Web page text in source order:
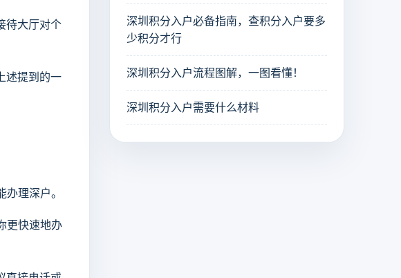
待大厅对个
述提到的一
理深户。
更快速地办
深圳积分入户必备指南，查积分入户要多
少积分才行
深圳积分入户流程图解，一图看懂！
深圳积分入户需要什么材料